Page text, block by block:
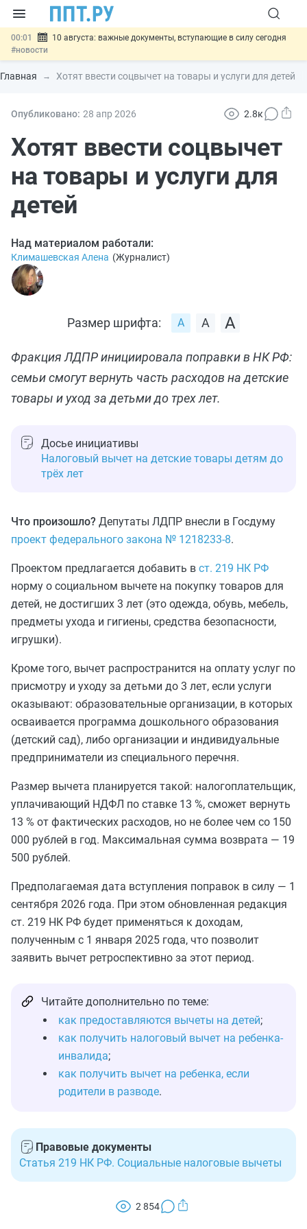
00:01
10 августа: важные документы, вступающие в силу сегодня
#новости
07.08 Подписан закон о блокировке продажи опасных товаров через
«Честный знак»#новости
07.08 Госпошлину за устранение ошибок в документах предлагают
07.08
отношений#новости
Главная Хотят ввести соцвычет на товары и услуги для детей
Опубликовано: 28 апр 2026 2.8к
Хотят ввести соцвычет
на товары и услуги для
детей
Над материалом работали:
Климашевская Алена (Журналист)
Размер шрифта:
Фракция ЛДПР инициировала поправки в НК РФ:
семьи смогут вернуть часть расходов на детские
товары и уход за детьми до трех лет.
Досье инициативы
Налоговый вычет на детские товары детям до
трёх лет
Что произошло? Депутаты ЛДПР внесли в Госдуму
проект федерального закона № 1218233-8.
Проектом предлагается добавить в ст. 219 НК РФ
норму о социальном вычете на покупку товаров для
детей, не достигших 3 лет (это одежда, обувь, мебель,
предметы ухода и гигиены, средства безопасности,
игрушки).
Кроме того, вычет распространится на оплату услуг по
присмотру и уходу за детьми до 3 лет, если услуги
оказывают: образовательные организации, в которых
осваивается программа дошкольного образования
(детский сад), либо организации и индивидуальные
предприниматели из специального перечня.
Размер вычета планируется такой: налогоплательщик,
уплачивающий НДФЛ по ставке 13 %, сможет вернуть
13 % от фактических расходов, но не более чем со 150
000 рублей в год. Максимальная сумма возврата — 19
500 рублей.
Предполагаемая дата вступления поправок в силу — 1
сентября 2026 года. При этом обновленная редакция
ст. 219 НК РФ будет применяться к доходам,
полученным с 1 января 2025 года, что позволит
заявить вычет ретроспективно за этот период.
Читайте дополнительно по теме:
как предоставляются вычеты на детей;
как получить налоговый вычет на ребенка-
инвалида;
как получить вычет на ребенка, если
родители в разводе.
Правовые документы
Статья 219 НК РФ. Социальные налоговые вычеты
2 854